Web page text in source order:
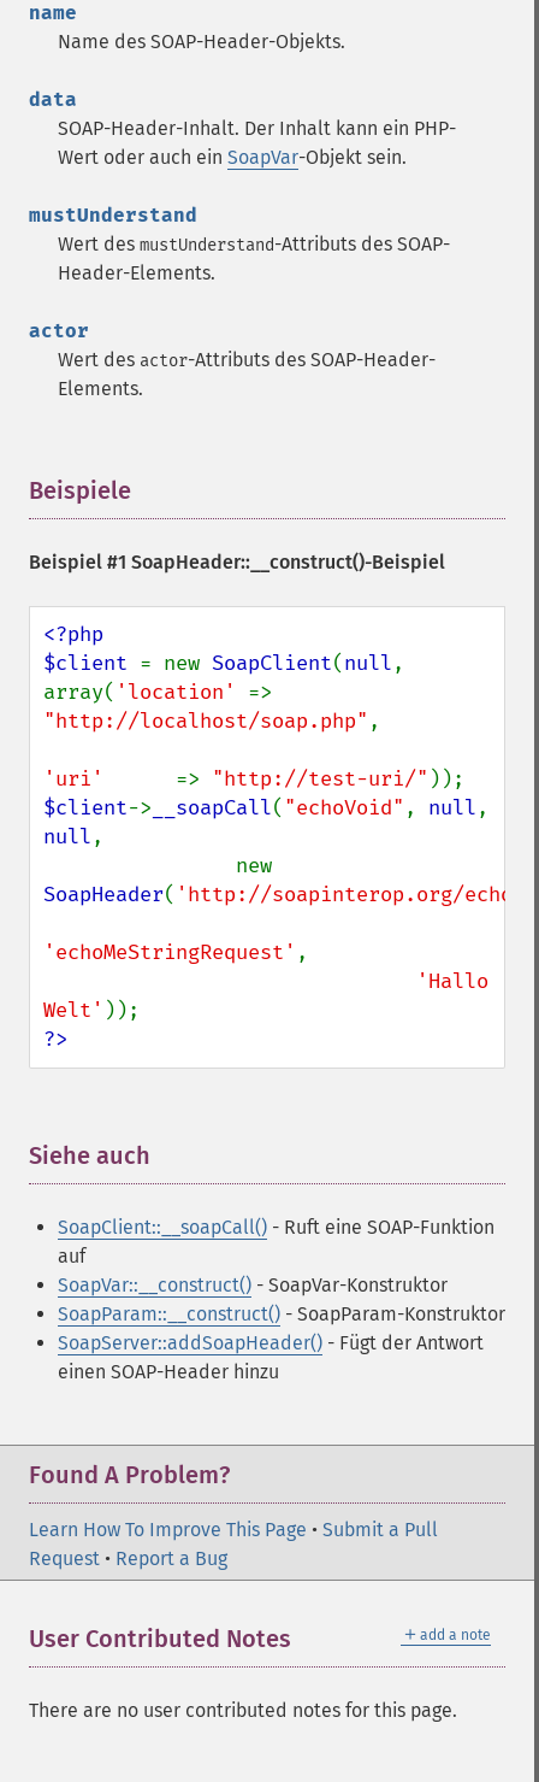
name
Name des SOAP-Header-Objekts.
data
SOAP-Header-Inhalt. Der Inhalt kann ein PHP-
Wert oder auch ein SoapVar-Objekt sein.
mustUnderstand
Wert des mustUnderstand-Attributs des SOAP-
Header-Elements.
actor
Wert des actor-Attributs des SOAP-Header-
Elements.
Beispiele
Beispiel #1 SoapHeader::__construct()-Beispiel
<?php
$client = new SoapClient(null,
array( 'location'
"http://localhost/soap.php" ,
'uri' => "http://test-uri/"
$client-> __soapCall( "echoVoid" , null
null,
SoapHeader( 'http://soapinterop.org/
'echoMeStringRequest' ,
'Hallo
Welt'
?>
Siehe auch
SoapClient::__soapCall() - Ruft eine SOAP-Funktion
auf
SoapVar::__construct() - SoapVar-Konstruktor
SoapParam::__construct() - SoapParam-Konstruktor
SoapServer::addSoapHeader() - Fügt der Antwort
einen SOAP-Header hinzu
Found A Problem?
Learn How To Improve This Page • Submit a Pull
Request • Report a Bug
＋ add a note
User Contributed Notes
There are no user contributed notes for this page.